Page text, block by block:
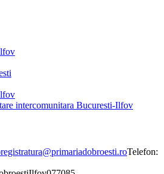
intercomunitara Bucuresti-Ilfov
registratura@primariadobroesti.roTelefon: